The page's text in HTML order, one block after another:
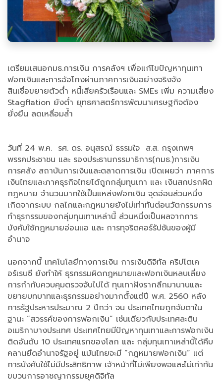
เตรียมเสนอกมธ.การเงิน การคลังฯ เพื่อแก้ไขปัญหาทุนเทา
ฟอกเงินและการฉ้อโกงผ่านภาคการเงินอย่างจริงจัง
สินเชื่อขยายตัวต่ำ หนี้เสียครัวเรือนและ SMEs เพิ่ม ความเสี่ยง
Stagflation ยังต่ำ ยุทธศาสตร์การพัฒนาเศรษฐกิจต้อง
ยั่งยืน ลดเหลื่อมล้ำ
วันที่ 24 พ.ค. รศ. ดร. อนุสรณ์ ธรรมใจ ส.ส. กรุงเทพฯ
พรรคประชาชน และ รองประธานกรรมาธิการ(กมธ.)การเงิน
การคลัง สถาบันการเงินและตลาดการเงิน เปิดเผยว่า ภาคการ
เงินไทยและภาคธุรกิจไทยได้ถูกกลุ่มทุนเทา และ เงินสกปรกผิด
กฎหมาย จำนวนมากใช้เป็นแหล่งฟอกเงิน จุดอ่อนส่วนหนึ่ง
เกิดจากระบบ กลไกและกฎหมายยังไม่เท่าทันต่อนวัตกรรมการ
ทำธุรกรรมของกลุ่มทุนเทาเหล่านี้ ส่วนหนึ่งเป็นผลจากการ
บังคับใช้กฎหมายอ่อนแอ และ การทุจริตคอร์รัปชันของผู้มี
อำนาจ
นอกจากนี้ เทคโนโลยีทางการเงิน การเงินดิจิทัล คริปโตเค
อร์เรนซี ยังทำให้ ธุรกรรมผิดกฎหมายและฟอกเงินหลบเลี่ยง
การกำกับควบคุมตรวจจับไปได้ ทุนเทาฝังรากลึกมานานและ
ขยายบทบาทและธุรกรรมอย่างมากตั้งแต่ปี พ.ศ. 2560 หลัง
การรัฐประหารประมาณ 2 ปีกว่า จน ประเทศไทยถูกจับตาใน
ฐานะ “สวรรค์ของการฟอกเงิน” เช่นเดียวกับประเทศละติน
อเมริกาบางประเทศ ประเทศไทยมีปัญหาทุนเทาและการฟอกเงิน
ติดอันดับ 10 ประเทศแรกของโลก และ กลุ่มทุนเทาเหล่านี้ได้คืบ
คลานยึดอำนาจรัฐอยู่ แม้นไทยจะมี “กฎหมายฟอกเงิน” แต่
การบังคับใช้ไม่มีประสิทธิภาพ เจ้าหน้าที่ไม่เพียงพอและไม่เท่าทัน
ขบวนการอาชญากรรมยุคดิจิทัล